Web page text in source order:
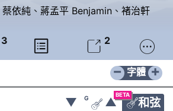
蔡依純 、 蔣孟平 Benjamin 、 褚治軒
3   2 
− +
字體
BETA
和弦
▼ G
 ▲